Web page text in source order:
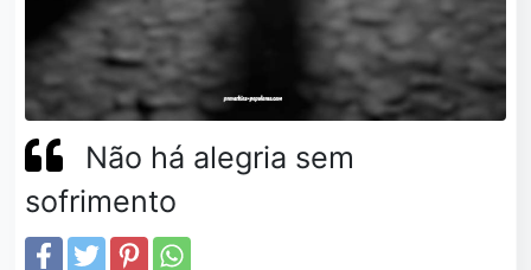
Não há alegria sem
sofrimento